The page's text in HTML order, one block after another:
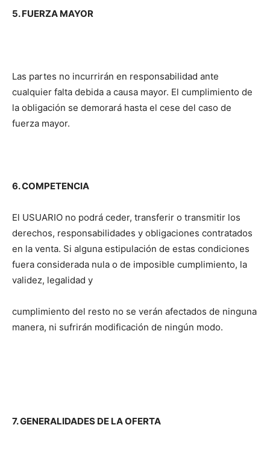
5. FUERZA MAYOR
Las partes no incurrirán en responsabilidad ante
cualquier falta debida a causa mayor. El cumplimiento de
la obligación se demorará hasta el cese del caso de
fuerza mayor.
6. COMPETENCIA
El USUARIO no podrá ceder, transferir o transmitir los
derechos, responsabilidades y obligaciones contratados
en la venta. Si alguna estipulación de estas condiciones
fuera considerada nula o de imposible cumplimiento, la
validez, legalidad y
cumplimiento del resto no se verán afectados de ninguna
manera, ni sufrirán modificación de ningún modo.
7. GENERALIDADES DE LA OFERTA